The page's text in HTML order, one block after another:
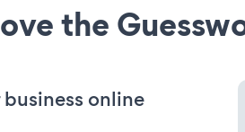
the
online